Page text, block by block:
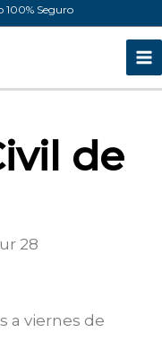
100% Seguro
de
28
a viernes de